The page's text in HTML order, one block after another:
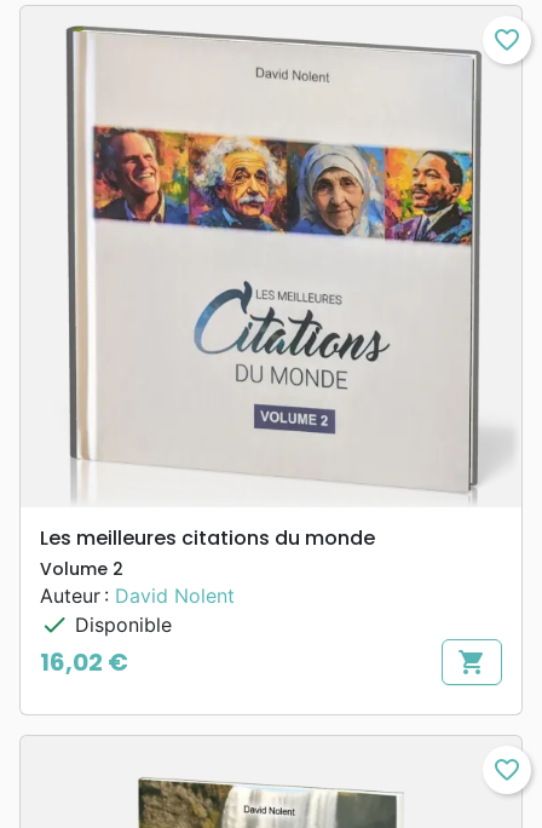
favorite_border
Les meilleures citations du monde
Volume 2
Auteur : David Nolent
check Disponible
Prix
16,02 € shopping_cart
favorite_border